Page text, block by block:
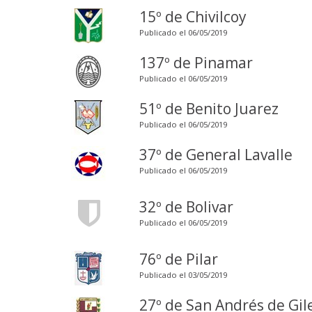
15º de Chivilcoy
Publicado el 06/05/2019
137º de Pinamar
Publicado el 06/05/2019
51º de Benito Juarez
Publicado el 06/05/2019
37º de General Lavalle
Publicado el 06/05/2019
32º de Bolivar
Publicado el 06/05/2019
76º de Pilar
Publicado el 03/05/2019
27º de San Andrés de